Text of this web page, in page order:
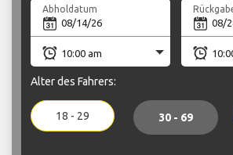
Abholdatum
Alter des Fahrers:
18 - 29 30 - 69